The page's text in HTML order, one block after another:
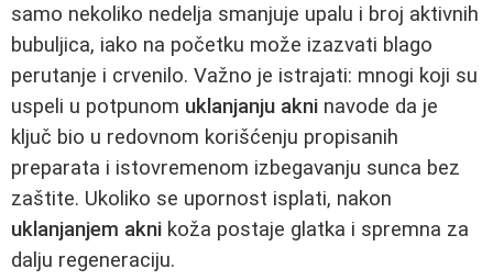
samo nekoliko nedelja smanjuje upalu i broj aktivnih
bubuljica, iako na početku može izazvati blago
perutanje i crvenilo. Važno je istrajati: mnogi koji su
uspeli u potpunom uklanjanju akni navode da je
ključ bio u redovnom korišćenju propisanih
preparata i istovremenom izbegavanju sunca bez
zaštite. Ukoliko se upornost isplati, nakon
uklanjanjem akni koža postaje glatka i spremna za
dalju regeneraciju.